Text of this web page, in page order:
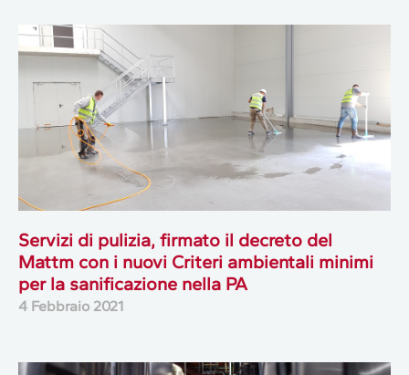
Servizi di pulizia, firmato il decreto del
Mattm con i nuovi Criteri ambientali minimi
per la sanificazione nella PA
4 Febbraio 2021